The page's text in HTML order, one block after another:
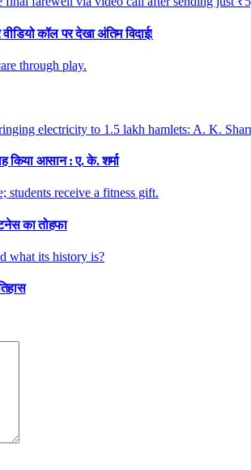
कॉल पर देखा अंतिम विदाई!
किया आसान : ए. के. शर्मा
का तोहफा